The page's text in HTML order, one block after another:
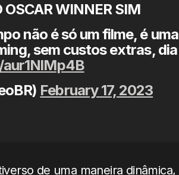
OSCAR WINNER SIM
não é só um filme, é uma
sem custos extras, dia
February 17, 2023
de uma maneira dinâmica,